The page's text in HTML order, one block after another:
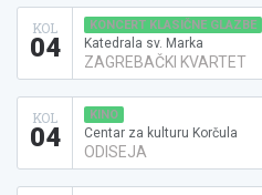
KOL
04
KONCERT KLASIČNE GLAZBE
Katedrala sv. Marka
ZAGREBAČKI KVARTET
KOL
04
KINO
Centar za kulturu Korčula
ODISEJA